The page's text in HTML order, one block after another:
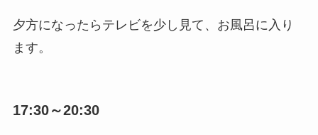
夕方になったらテレビを少し見て、お風呂に入り
ます。
17:30～20:30